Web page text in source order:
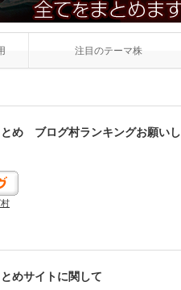
注目のテーマ株
め ブログ村ランキングお願いし
めサイトに関して